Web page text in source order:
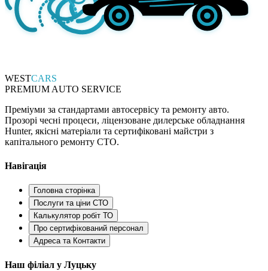
WESTCARS
PREMIUM AUTO SERVICE
Преміуми за стандартами автосервісу та ремонту авто.
Прозорі чесні процеси, ліцензоване дилерське обладнання
Hunter, якісні матеріали та сертифіковані майстри з
капітального ремонту СТО.
Навігація
Головна сторінка
Послуги та ціни СТО
Калькулятор робіт ТО
Про сертифікований персонал
Адреса та Контакти
Наш філіал у Луцьку